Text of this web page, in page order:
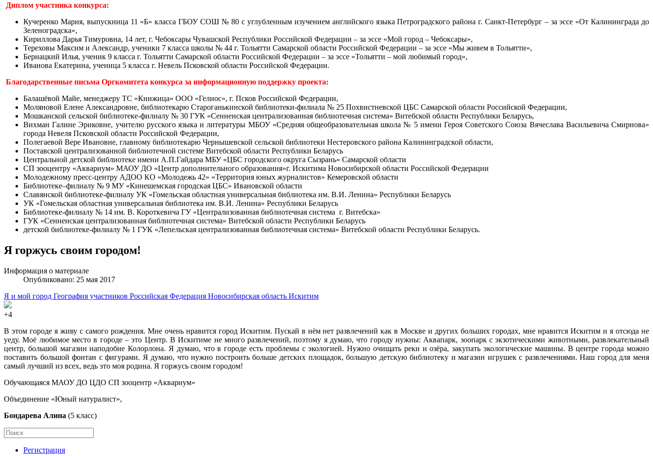
Диплом участника конкурса:
Кучеренко Мария, выпускница 11 «Б» класса ГБОУ СОШ № 80 с углубленным изучением английского языка Петроградского района г. Санкт-Петербург – за эссе «От Калининграда до
Зеленоградска»,
Кириллова Дарья Тимуровна, 14 лет, г. Чебоксары Чувашской Республики Российской Федерации – за эссе «Мой город – Чебоксары»,
Тереховы Максим и Александр, ученики 7 класса школы № 44 г. Тольятти Самарской области Российской Федерации – за эссе «Мы живем в Тольятти»,
Бернацкий Илья, ученик 9 класса г. Тольятти Самарской области Российской Федерации – за эссе «Тольятти – мой любимый город»,
Иванова Екатерина, ученица 5 класса г. Невель Псковской области Российской Федерации.
Благодарственные письма Оргкомитета конкурса за информационную поддержку проекта:
Балашёвой Майе, менеджеру ТС «Книжица» ООО «Гелиос», г. Псков Российской Федерации,
Моляновой Елене Александровне, библиотекарю Староганькинской библиотеки-филиала № 25 Похвистневской ЦБС Самарской области Российской Федерации,
Мошканской сельской библиотеке-филиалу № 30 ГУК «Сенненская централизованная библиотечная система» Витебской области Республики Беларусь,
Вихман Галине Эриковне, учителю русского языка и литературы МБОУ «Средняя общеобразовательная школа № 5 имени Героя Советского Союза Вячеслава Васильевича Смирнова»
города Невеля Псковской области Российской Федерации,
Полегаевой Вере Ивановне, главному библиотекарю Чернышевской сельской библиотеки Нестеровского района Калининградской области,
Поставской централизованной библиотечной системе Витебской области Республики Беларусь
Центральной детской библиотеке имени А.П.Гайдара МБУ «ЦБС городского округа Сызрань» Самарской области
СП зооцентру «Аквариум» МАОУ ДО «Центр дополнительного образования»г. Искитима Новосибирской области Российской Федерации
Молодежному пресс-центру АДОО КО «Молодежь 42» «Территория юных журналистов» Кемеровской области
Библиотеке–филиалу № 9 МУ «Кинешемская городская ЦБС» Ивановской области
Славянской библиотеке-филиалу УК «Гомельская областная универсальная библиотека им. В.И. Ленина» Республики Беларусь
УК «Гомельская областная универсальная библиотека им. В.И. Ленина» Республики Беларусь
Библиотеке-филиалу № 14 им. В. Короткевича ГУ «Централизованная библиотечная система г. Витебска»
ГУК «Сенненская централизованная библиотечная система» Витебской области Республики Беларусь
детской библиотеке-филиалу № 1 ГУК «Лепельская централизованная библиотечная система» Витебской области Республики Беларусь.
Я горжусь своим городом!
Информация о материале
Опубликовано: 25 мая 2017
Я и мой город География участников Российская Федерация Новосибирская область Искитим
+4
В этом городе я живу с самого рождения. Мне очень нравится город Искитим. Пускай в нём нет развлечений как в Москве и других больших городах, мне нравится Искитим и я отсюда не
уеду. Моё любимое место в городе – это Центр. В Искитиме не много развлечений, поэтому я думаю, что городу нужны: Аквапарк, зоопарк с экзотическими животными, развлекательный
центр, большой магазин наподобие Колорлона. Я думаю, что в городе есть проблемы с экологией. Нужно очищать реки и озёра, закупать экологические машины. В центре города можно
поставить большой фонтан с фигурами. Я думаю, что нужно построить больше детских площадок, большую детскую библиотеку и магазин игрушек с развлечениями. Наш город для меня
самый лучший из всех, ведь это моя родина. Я горжусь своим городом!
Обучающаяся МАОУ ДО ЦДО СП зооцентр «Аквариум»
Объединение «Юный натуралист»,
Бондарева Алина (5 класс)
Регистрация